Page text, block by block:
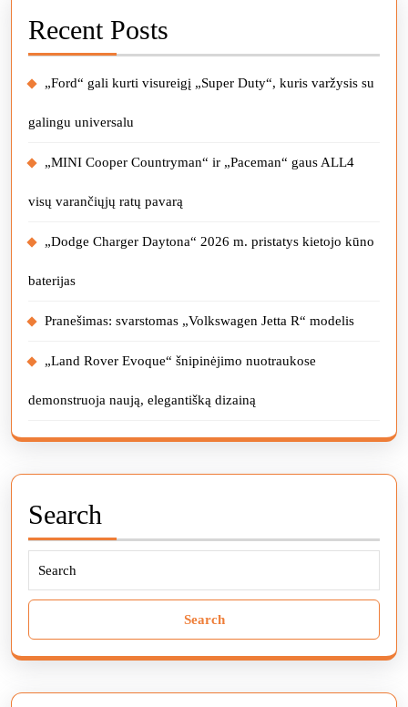
Recent Posts
„Ford“ gali kurti visureigį „Super Duty“, kuris varžysis su
galingu universalu
„MINI Cooper Countryman“ ir „Paceman“ gaus ALL4
visų varančiųjų ratų pavarą
„Dodge Charger Daytona“ 2026 m. pristatys kietojo kūno
baterijas
Pranešimas: svarstomas „Volkswagen Jetta R“ modelis
„Land Rover Evoque“ šnipinėjimo nuotraukose
demonstruoja naują, elegantišką dizainą
Search
Search